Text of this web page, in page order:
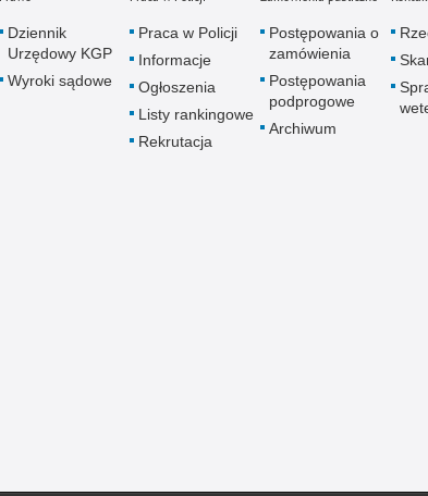
Dziennik
Urzędowy KGP
Wyroki sądowe
Praca w Policji
Informacje
Ogłoszenia
Listy rankingowe
Rekrutacja
Postępowania o
zamówienia
Postępowania
podprogowe
Archiwum